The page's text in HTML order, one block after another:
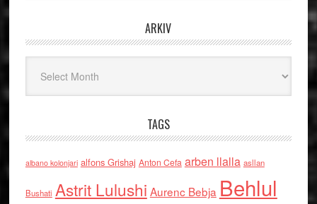
ARKIV
TAGS
albano kolonjari alfons Grishaj Anton Cefa arben llalla asllan
Bushati Astrit Lulushi Aurenc Bebja Behlul